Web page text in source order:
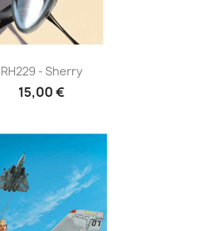
RH229 - Sherry
15,00 €